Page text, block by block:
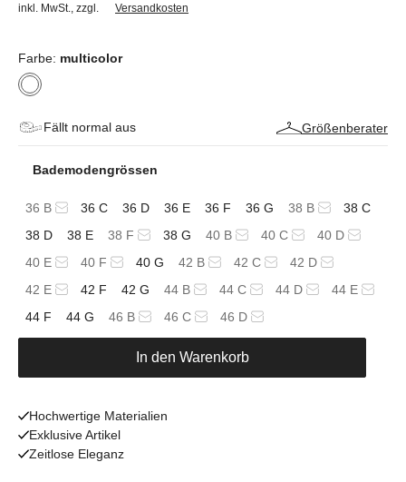
inkl. MwSt. zzgl. Versandkosten
Farbe: multicolor
Fällt normal aus Größenberater
Bademodengrössen
36 B 36 C 36 D 36 E 36 F 36 G 38 B
38 C
38 D
38 E 38 F 38 G 40 B 40 C
40 D
40 E
40 F 40 G 42 B 42 C
42 D
42 E
42 F 42 G 44 B 44 C 44 D
44 E
44 F
44 G 46 B 46 C 46 D
In den Warenkorb
Hochwertige Materialien
Exklusive Artikel
Zeitlose Eleganz